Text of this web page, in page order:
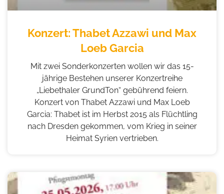
Konzert: Thabet Azzawi und Max
Loeb Garcia
Mit zwei Sonderkonzerten wollen wir das 15-
jährige Bestehen unserer Konzertreihe
„Liebethaler GrundTon“ gebührend feiern.
Konzert von Thabet Azzawi und Max Loeb
Garcia: Thabet ist im Herbst 2015 als Flüchtling
nach Dresden gekommen, vom Krieg in seiner
Heimat Syrien vertrieben.